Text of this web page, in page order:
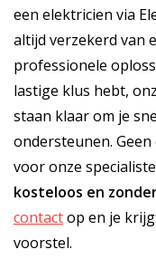
een elektricien via
altijd verzekerd van
professionele
lastige klus hebt,
staan klaar om je
ondersteunen.
voor onze
kosteloos en
contactop en je
voorstel.